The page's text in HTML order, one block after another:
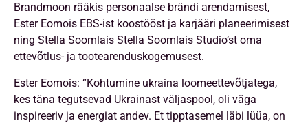
Brandmoon rääkis personaalse brändi arendamisest,
Ester Eomois EBS-ist koostööst ja karjääri planeerimisest
ning Stella Soomlais Stella Soomlais Studio’st oma
ettevõtlus- ja tootearenduskogemusest.
Ester Eomois: “Kohtumine ukraina loomeettevõtjatega,
kes täna tegutsevad Ukrainast väljaspool, oli väga
inspireeriv ja energiat andev. Et tipptasemel läbi lüüa, on